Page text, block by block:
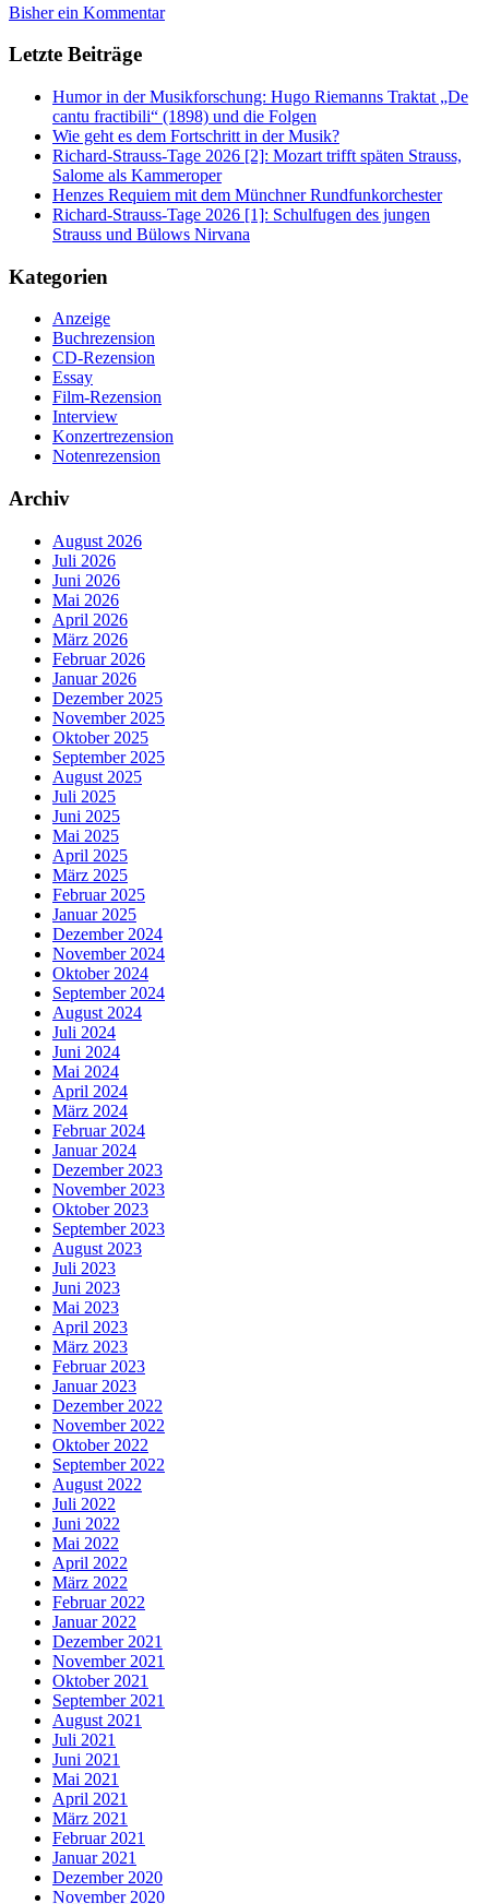
Bisher ein Kommentar
Letzte Beiträge
Humor in der Musikforschung: Hugo Riemanns Traktat „De
cantu fractibili“ (1898) und die Folgen
Wie geht es dem Fortschritt in der Musik?
Richard-Strauss-Tage 2026 [2]: Mozart trifft späten Strauss,
Salome als Kammeroper
Henzes Requiem mit dem Münchner Rundfunkorchester
Richard-Strauss-Tage 2026 [1]: Schulfugen des jungen
Strauss und Bülows Nirvana
Kategorien
Anzeige
Buchrezension
CD-Rezension
Essay
Film-Rezension
Interview
Konzertrezension
Notenrezension
Archiv
August 2026
Juli 2026
Juni 2026
Mai 2026
April 2026
März 2026
Februar 2026
Januar 2026
Dezember 2025
November 2025
Oktober 2025
September 2025
August 2025
Juli 2025
Juni 2025
Mai 2025
April 2025
März 2025
Februar 2025
Januar 2025
Dezember 2024
November 2024
Oktober 2024
September 2024
August 2024
Juli 2024
Juni 2024
Mai 2024
April 2024
März 2024
Februar 2024
Januar 2024
Dezember 2023
November 2023
Oktober 2023
September 2023
August 2023
Juli 2023
Juni 2023
Mai 2023
April 2023
März 2023
Februar 2023
Januar 2023
Dezember 2022
November 2022
Oktober 2022
September 2022
August 2022
Juli 2022
Juni 2022
Mai 2022
April 2022
März 2022
Februar 2022
Januar 2022
Dezember 2021
November 2021
Oktober 2021
September 2021
August 2021
Juli 2021
Juni 2021
Mai 2021
April 2021
März 2021
Februar 2021
Januar 2021
Dezember 2020
November 2020